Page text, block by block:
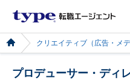
クリエイティブ（広告・メ
プロデューサー・ディ